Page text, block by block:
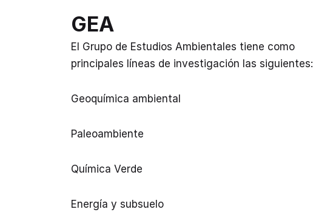
GEA
El Grupo de Estudios Ambientales tiene como
principales líneas de investigación las siguientes:
Geoquímica ambiental
Paleoambiente
Química Verde
Energía y subsuelo